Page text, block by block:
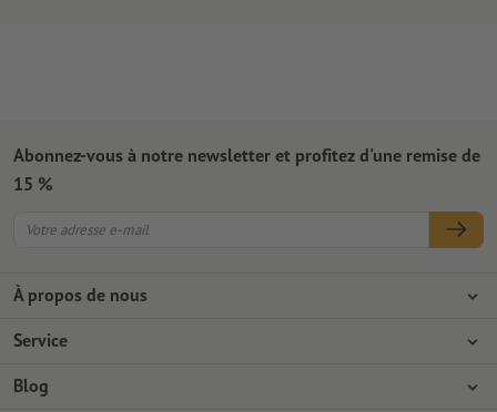
À propos de nous
L'entreprise
Service
Modes de paiement
Blog
Abonnez-vous à notre newsletter et profitez d'une remise de
15 %